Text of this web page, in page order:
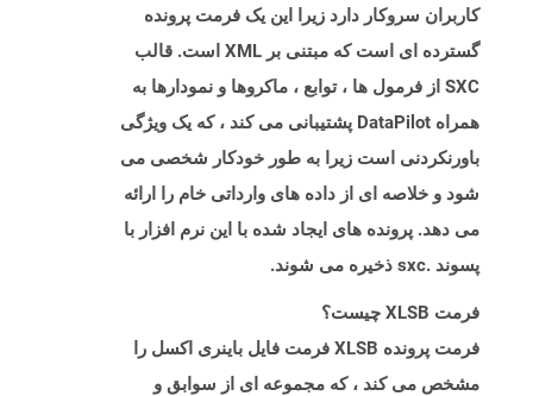
کاربران سروکار دارد زیرا این یک فرمت پرونده
گسترده ای است که مبتنی بر XML است. قالب
SXC از فرمول ها ، توابع ، ماکروها و نمودارها به
همراه DataPilot پشتیبانی می کند ، که یک ویژگی
باورنکردنی است زیرا به طور خودکار شخصی می
شود و خلاصه ای از داده های وارداتی خام را ارائه
می دهد. پرونده های ایجاد شده با این نرم افزار با
پسوند .sxc ذخیره می شوند.
فرمت XLSB چیست؟
فرمت پرونده XLSB فرمت فایل باینری اکسل را
مشخص می کند ، که مجموعه ای از سوابق و